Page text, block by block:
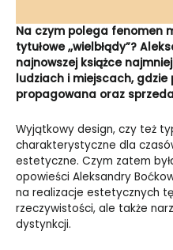
Na czym polega fenomen
tytułowe ,,wielbłądy”?
najnowszej książce
ludziach i miejscach, gdzie
propagowana oraz
Wyjątkowy design, czy też
charakterystyczne dla
estetyczne. Czym zatem
opowieści Aleksandry
na realizacje estetycznych
rzeczywistości, ale także
dystynkcji.